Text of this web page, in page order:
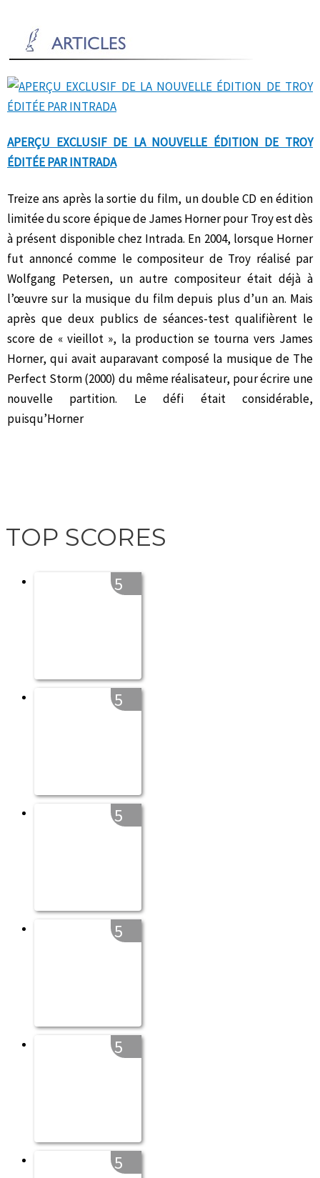
APERÇU EXCLUSIF DE LA NOUVELLE ÉDITION DE TROY
ÉDITÉE PAR INTRADA
Treize ans après la sortie du film, un double CD en édition
limitée du score épique de James Horner pour Troy est dès
à présent disponible chez Intrada. En 2004, lorsque Horner
fut annoncé comme le compositeur de Troy réalisé par
Wolfgang Petersen, un autre compositeur était déjà à
l’œuvre sur la musique du film depuis plus d’un an. Mais
après que deux publics de séances-test qualifièrent le
score de « vieillot », la production se tourna vers James
Horner, qui avait auparavant composé la musique de The
Perfect Storm (2000) du même réalisateur, pour écrire une
nouvelle partition. Le défi était considérable,
puisqu’Horner
TOP SCORES
5
5
5
5
5
5